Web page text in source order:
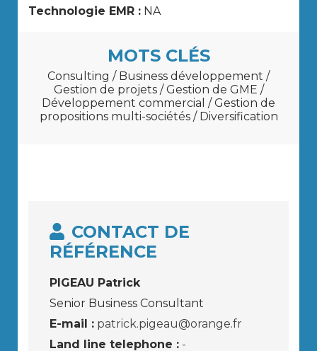
Technologie EMR : NA
MOTS CLÉS
Consulting / Business développement /
Gestion de projets / Gestion de GME /
Développement commercial / Gestion de
propositions multi-sociétés / Diversification
CONTACT DE
RÉFÉRENCE
PIGEAU Patrick
Senior Business Consultant
E-mail : patrick.pigeau@orange.fr
Land line telephone : -